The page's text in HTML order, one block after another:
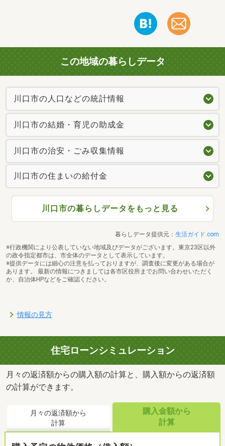
この地域の暮らしデータ
川口市の人口などの統計情報
川口市の結婚・育児の助成金
川口市の治安・ごみ収集情報
川口市の住まいの給付金
川口市の暮らしデータをもっと見る
暮らしデータ提供元： 生活ガイド.com
※行政機関により公表していない地域及びデータがございます。東京23区以外
の政令指定都市は、市全体のデータとして表示しています。
※提供データには細心の注意を払っておりますが、調査後に変更がある場合が
あります。 最新の情報につきましては各市区役所までお問い合わせいただく
か、自治体HPなどをご確認ください。
情報の見方
住宅ローンシミュレーション
月々の返済額からの購入額の計算と、購入額からの返済額
の計算ができます。
月々の返済額から
計算
購入金額から
計算